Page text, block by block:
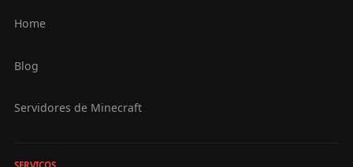
Home
Blog
Servidores de Minecraft